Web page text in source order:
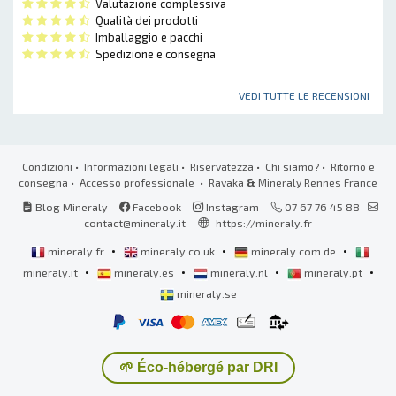
Valutazione complessiva
Qualità dei prodotti
Imballaggio e pacchi
Spedizione e consegna
VEDI TUTTE LE RECENSIONI
Condizioni • Informazioni legali • Riservatezza • Chi siamo?• Ritorno e
consegna • Accesso professionale • Ravaka & Mineraly Rennes France
Blog Mineraly
Facebook Instagram
07 67 76 45 88
contact@mineraly.it
https://mineraly.fr
mineraly.fr • mineraly.co.uk • mineraly.com.de •
mineraly.it • mineraly.es • mineraly.nl • mineraly.pt •
mineraly.se
🌱 Éco-hébergé par DRI